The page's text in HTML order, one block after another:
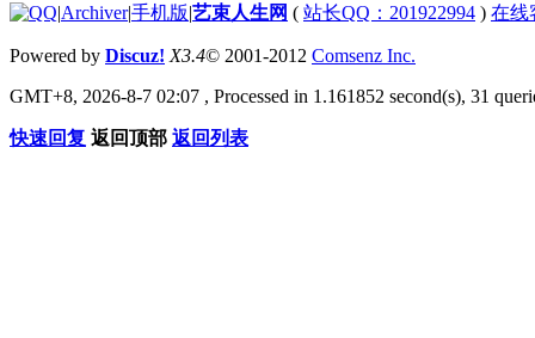
|Archiver|手机版|艺束人生网 ( 站长QQ：201922994 ) 在线
Powered by Discuz! X3.4© 2001-2012 Comsenz Inc.
GMT+8, 2026-8-7 02:07 , Processed in 1.161852 second(s), 31
快速回复 返回顶部 返回列表